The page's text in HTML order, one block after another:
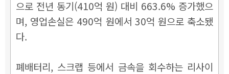
으로 전년 동기(410억 원) 대비 663.6% 증가했으
며, 영업손실은 490억 원에서 30억 원으로 축소됐
다.
폐배터리, 스크랩 등에서 금속을 회수하는 리사이